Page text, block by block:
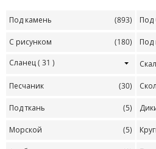
Под камень (893) Под
С рисунком (180) Под
Сланец( 31 )
Песчаник (30)
Под ткань (5)
Морской (5)